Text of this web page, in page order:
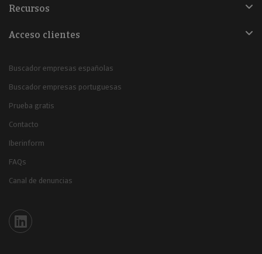
Recursos
Acceso clientes
Buscador empresas españolas
Buscador empresas portuguesas
Prueba gratis
Contacto
Iberinform
FAQs
Canal de denuncias
Iberinform en Linkedin